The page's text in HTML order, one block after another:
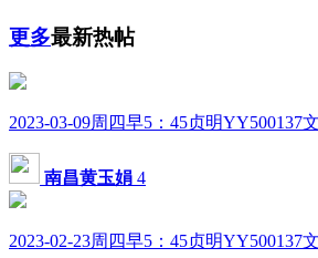
更多最新热帖
2023-03-09周四早5：45贞明YY500137
南昌黄玉娟 4
2023-02-23周四早5：45贞明YY500137